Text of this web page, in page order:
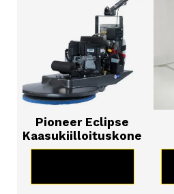
Pioneer Eclipse
Kaasukiilloituskone